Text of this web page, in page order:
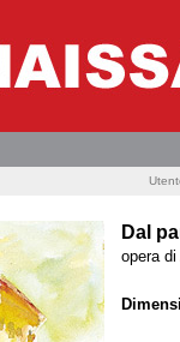
Dal
opera di